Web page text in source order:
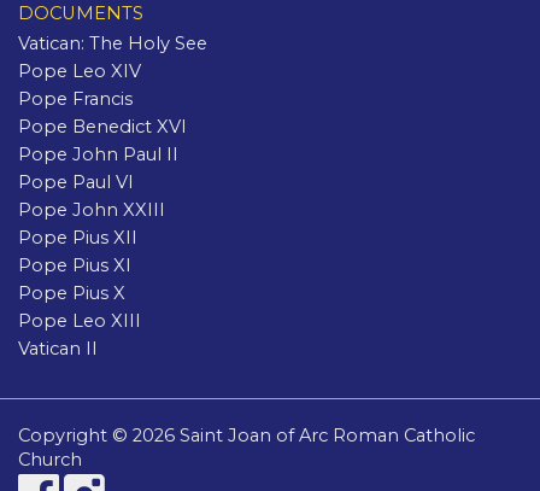
DOCUMENTS
Vatican: The Holy See
Pope Leo XIV
Pope Francis
Pope Benedict XVI
Pope John Paul II
Pope Paul VI
Pope John XXIII
Pope Pius XII
Pope Pius XI
Pope Pius X
Pope Leo XIII
Vatican II
Copyright © 2026 Saint Joan of Arc Roman Catholic
Church